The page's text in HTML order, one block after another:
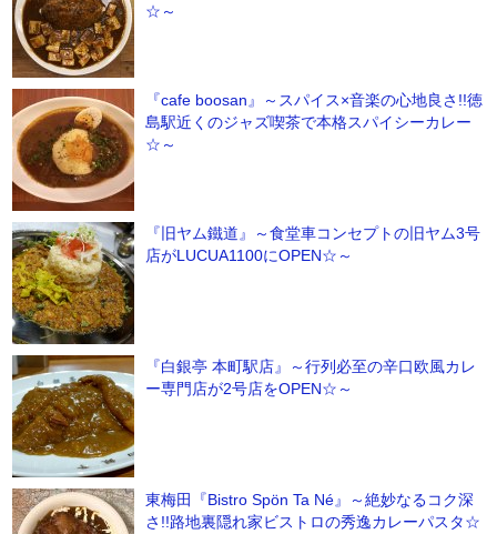
☆～
『cafe boosan』～スパイス×音楽の心地良さ!!徳
島駅近くのジャズ喫茶で本格スパイシーカレー
☆～
『旧ヤム鐵道』～食堂車コンセプトの旧ヤム3号
店がLUCUA1100にOPEN☆～
『白銀亭 本町駅店』～行列必至の辛口欧風カレ
ー専門店が2号店をOPEN☆～
東梅田『Bistro Spön Ta Né』～絶妙なるコク深
さ!!路地裏隠れ家ビストロの秀逸カレーパスタ☆